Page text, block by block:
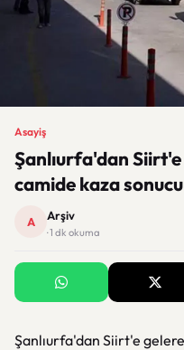
Asayiş
Şanlıurfa'dan
camide kaza
A Arşiv
· 1 dk okuma
Şanlıurfa'dan Siirt'e